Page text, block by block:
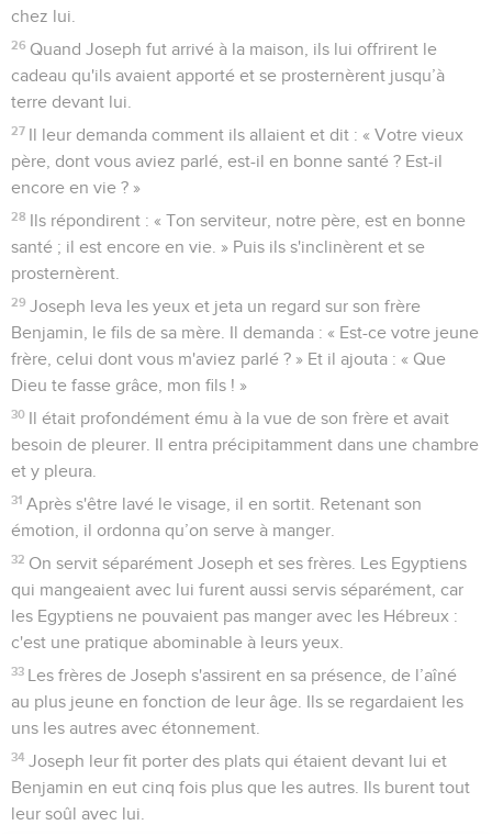
chez lui.
26 Quand Joseph fut arrivé à la maison, ils lui offrirent le
cadeau qu'ils avaient apporté et se prosternèrent jusqu’à
terre devant lui.
27 Il leur demanda comment ils allaient et dit : « Votre vieux
père, dont vous aviez parlé, est-il en bonne santé ? Est-il
encore en vie ? »
28 Ils répondirent : « Ton serviteur, notre père, est en bonne
santé ; il est encore en vie. » Puis ils s'inclinèrent et se
prosternèrent.
29 Joseph leva les yeux et jeta un regard sur son frère
Benjamin, le fils de sa mère. Il demanda : « Est-ce votre jeune
frère, celui dont vous m'aviez parlé ? » Et il ajouta : « Que
Dieu te fasse grâce, mon fils ! »
30 Il était profondément ému à la vue de son frère et avait
besoin de pleurer. Il entra précipitamment dans une chambre
et y pleura.
31 Après s'être lavé le visage, il en sortit. Retenant son
émotion, il ordonna qu’on serve à manger.
32 On servit séparément Joseph et ses frères. Les Egyptiens
qui mangeaient avec lui furent aussi servis séparément, car
les Egyptiens ne pouvaient pas manger avec les Hébreux :
c'est une pratique abominable à leurs yeux.
33 Les frères de Joseph s'assirent en sa présence, de l’aîné
au plus jeune en fonction de leur âge. Ils se regardaient les
uns les autres avec étonnement.
34 Joseph leur fit porter des plats qui étaient devant lui et
Benjamin en eut cinq fois plus que les autres. Ils burent tout
leur soûl avec lui.